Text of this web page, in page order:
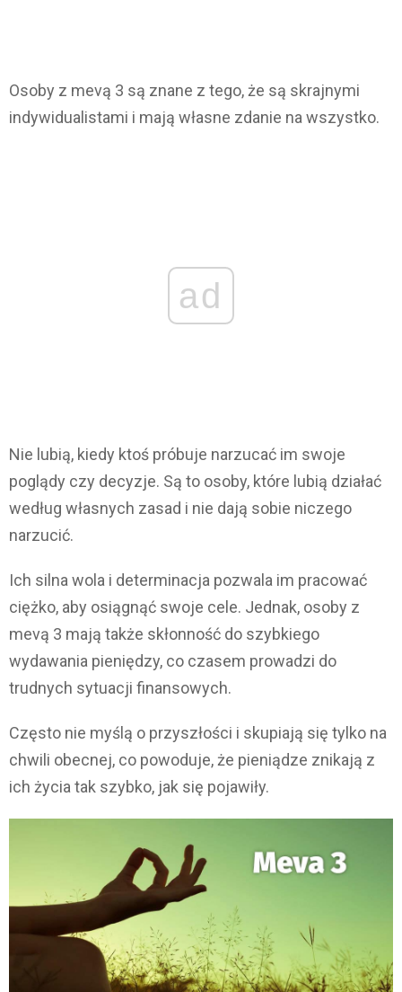
Osoby z mevą 3 są znane z tego, że są skrajnymi
indywidualistami i mają własne zdanie na wszystko.
ad
Nie lubią, kiedy ktoś próbuje narzucać im swoje
poglądy czy decyzje. Są to osoby, które lubią działać
według własnych zasad i nie dają sobie niczego
narzucić.
Ich silna wola i determinacja pozwala im pracować
ciężko, aby osiągnąć swoje cele. Jednak, osoby z
mevą 3 mają także skłonność do szybkiego
wydawania pieniędzy, co czasem prowadzi do
trudnych sytuacji finansowych.
Często nie myślą o przyszłości i skupiają się tylko na
chwili obecnej, co powoduje, że pieniądze znikają z
ich życia tak szybko, jak się pojawiły.